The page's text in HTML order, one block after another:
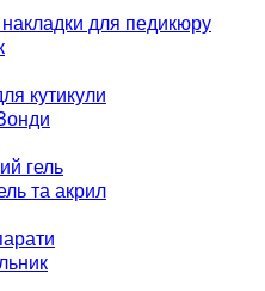
для педикюру
кутикули
гель
та акрил